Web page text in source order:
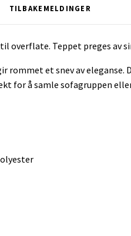
TILBAKEMELDINGER
overflate. Teppet preges av
rommet et snev av
for å samle sofagruppen